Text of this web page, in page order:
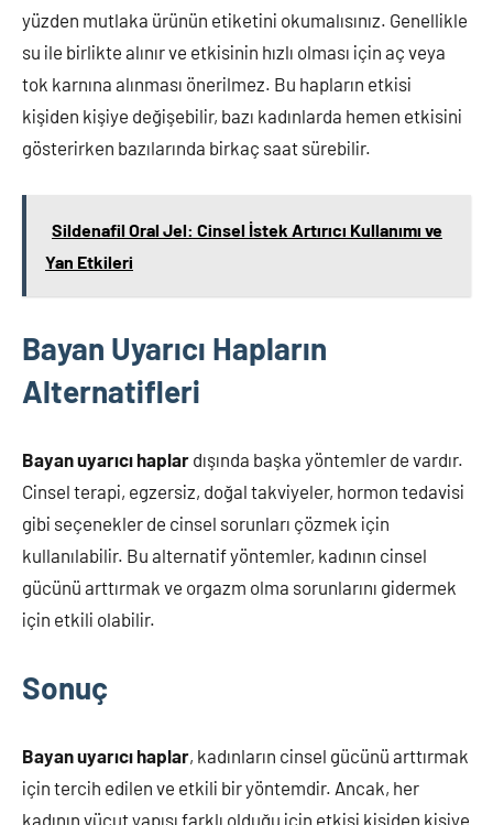
yüzden mutlaka ürünün etiketini okumalısınız. Genellikle
su ile birlikte alınır ve etkisinin hızlı olması için aç veya
tok karnına alınması önerilmez. Bu hapların etkisi
kişiden kişiye değişebilir, bazı kadınlarda hemen etkisini
gösterirken bazılarında birkaç saat sürebilir.
Sildenafil Oral Jel: Cinsel İstek Artırıcı Kullanımı ve
Yan Etkileri
Bayan Uyarıcı Hapların
Alternatifleri
Bayan uyarıcı haplar dışında başka yöntemler de vardır.
Cinsel terapi, egzersiz, doğal takviyeler, hormon tedavisi
gibi seçenekler de cinsel sorunları çözmek için
kullanılabilir. Bu alternatif yöntemler, kadının cinsel
gücünü arttırmak ve orgazm olma sorunlarını gidermek
için etkili olabilir.
Sonuç
Bayan uyarıcı haplar, kadınların cinsel gücünü arttırmak
için tercih edilen ve etkili bir yöntemdir. Ancak, her
kadının vücut yapısı farklı olduğu için etkisi kişiden kişiye